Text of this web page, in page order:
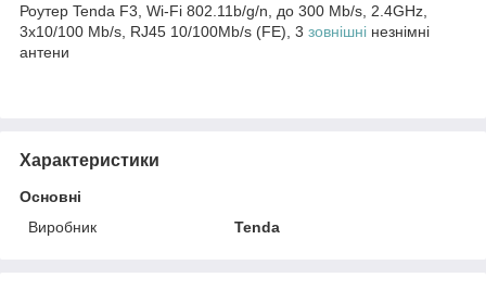
Роутер Tenda F3, Wi-Fi 802.11b/g/n, до 300 Mb/s, 2.4GHz,
3x10/100 Mb/s, RJ45 10/100Mb/s (FE), 3 зовнішні незнімні
антени
Характеристики
Основні
Виробник
Tenda